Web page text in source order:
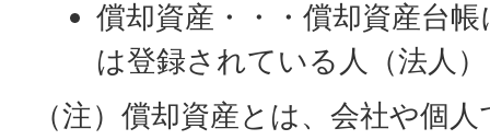
償却資産・・・償却資産台
は登録されている人（法人）
（注）償却資産とは、会社や個